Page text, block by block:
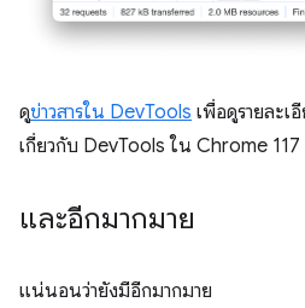
ดูข่าวสารใน DevTools เพื่อดูรายละ
เกี่ยวกับ DevTools ใน Chrome 117
และอีกมากมาย
แน่นอนว่ายังมีอีกมากมาย